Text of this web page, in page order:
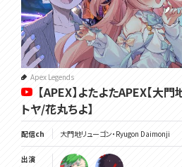
Apex Legends
【APEX】よたよたAPEX【大
トヤ/花丸ちよ】
配信ch 大門地リューゴン・Ryugon Daimonji
出演